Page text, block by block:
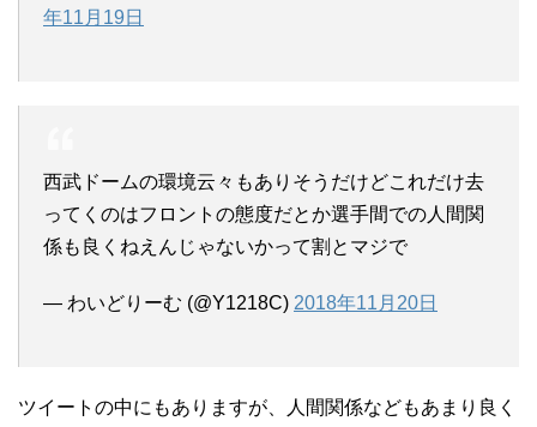
年11月19日
西武ドームの環境云々もありそうだけどこれだけ去
ってくのはフロントの態度だとか選手間での人間関
係も良くねえんじゃないかって割とマジで
— わいどりーむ (@Y1218C) 2018年11月20日
ツイートの中にもありますが、人間関係などもあまり良く